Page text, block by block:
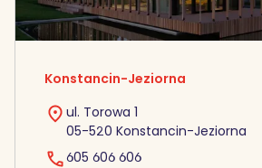
Konstancin-Jeziorna
ul. Torowa 1
05-520 Konstancin-Jeziorna
605 606 606